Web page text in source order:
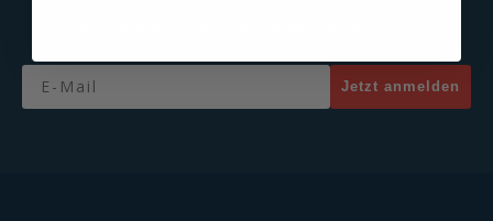
Email
Jetzt anmelden